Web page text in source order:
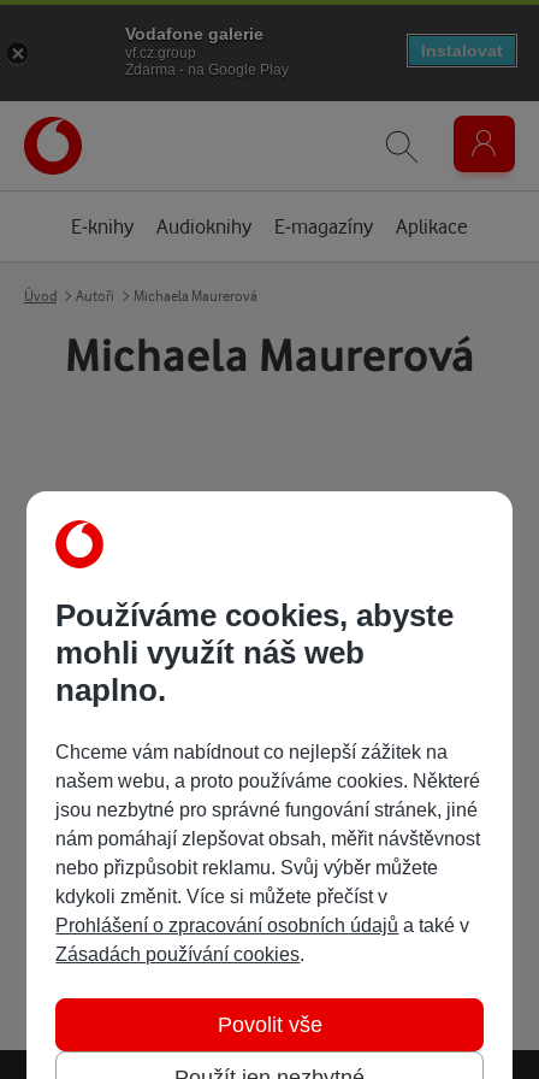
E-knihy Audioknihy E-magazíny Aplikace
Úvod Autoři Michaela Maurerová
Michaela Maurerová
Používáme cookies, abyste
mohli využít náš web
naplno.
Chceme vám nabídnout co nejlepší zážitek na
našem webu, a proto používáme cookies. Některé
jsou nezbytné pro správné fungování stránek, jiné
nám pomáhají zlepšovat obsah, měřit návštěvnost
nebo přizpůsobit reklamu. Svůj výběr můžete
kdykoli změnit. Více si můžete přečíst v
Prohlášení o zpracování osobních údajů a také v
Zásadách používání cookies.
Povolit vše
Vodafone galerie
vf.cz.group
Zdarma - na Google Play
Instalovat